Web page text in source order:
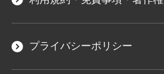
プライバシーポリシー